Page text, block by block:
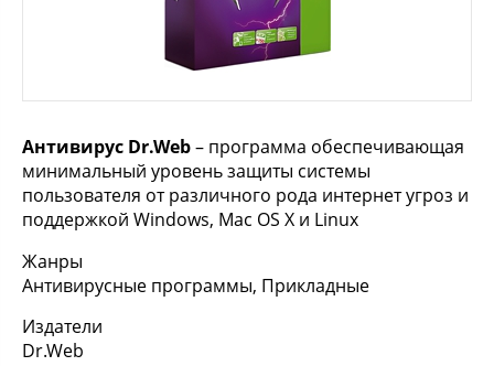
Антивирус Dr.Web– программа обеспечивающая
минимальный уровень защиты системы
пользователя от различного рода интернет угроз и
поддержкой Windows, Mac OS X и Linux
Жанры
Антивирусные программы, Прикладные
Издатели
Dr.Web